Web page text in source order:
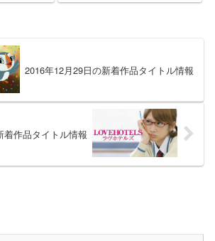
2016年12月29日の新着作品タイトル情報
着作品タイトル情報